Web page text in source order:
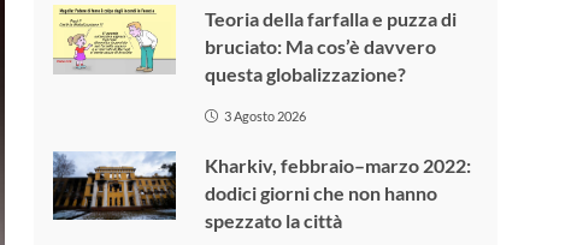
Teoria della farfalla e puzza di
bruciato: Ma cos’è davvero
questa globalizzazione?
3 Agosto 2026
Kharkiv, febbraio–marzo 2022:
dodici giorni che non hanno
spezzato la città